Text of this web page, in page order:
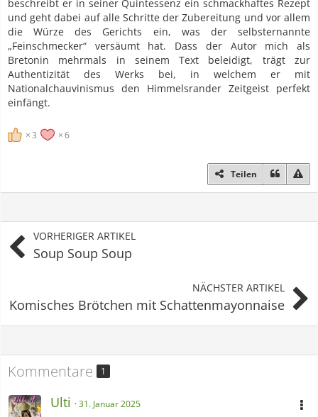
beschreibt er in seiner Quintessenz ein schmackhaftes Rezept
und geht dabei auf alle Schritte der Zubereitung und vor allem
die Würze des Gerichts ein, was der selbsternannte
„Feinschmecker“ versäumt hat. Dass der Autor mich als
Bretonin mehrmals in seinem Text beleidigt, trägt zur
Authentizität des Werks bei, in welchem er mit
Nationalchauvinismus den Himmelsrander Zeitgeist perfekt
einfängt.
3 6
Teilen
VORHERIGER ARTIKEL
Soup Soup Soup
NÄCHSTER ARTIKEL
Komisches Brötchen mit Schattenmayonnaise
Kommentare 1
Ulti 31. Januar 2025